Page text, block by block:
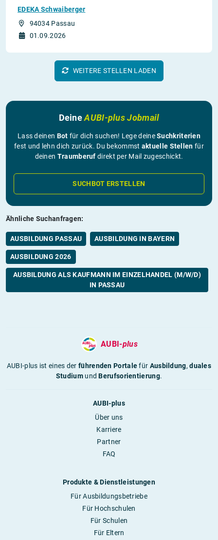
EDEKA Schwaiberger
94034 Passau
01.09.2026
WEITERE STELLEN LADEN
DeineAUBI-plus Jobmail
Lass deinen Bot für dich suchen! Lege deineSuchkriterien
fest und lehn dich zurück. Du bekommst aktuelle Stellen für
deinen Traumberuf direkt per Mail zugeschickt.
SUCHBOT ERSTELLEN
Ähnliche Suchanfragen:
AUSBILDUNG PASSAU AUSBILDUNG IN BAYERN
AUSBILDUNG 2026
AUSBILDUNG ALS KAUFMANN IM EINZELHANDEL (M/W/D)
IN PASSAU
AUBI-plus
AUBI-plus ist eines derführenden Portalefür Ausbildung,duales
StudiumundBerufsorientierung.
AUBI-plus
Über uns
Karriere
Partner
FAQ
Produkte & Dienstleistungen
Für Ausbildungsbetriebe
Für Hochschulen
Für Schulen
Für Eltern